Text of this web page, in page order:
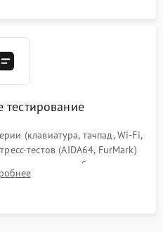
(клавиатура, тачпад, Wi-Fi,
тестов (AIDA64, FurMark)
режима и стабильности
нагрузкой.